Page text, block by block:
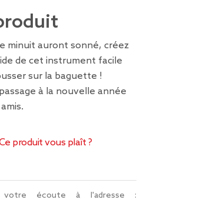
minuit auront sonné, créez
de cet instrument facile
sur la baguette !
à la nouvelle année
produit vous plaît ?
écoute à l'adresse :